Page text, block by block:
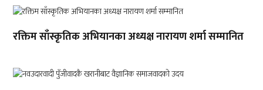
रक्तिम साँस्कृतिक अभियानका अध्यक्ष नारायण शर्मा सम्मानित